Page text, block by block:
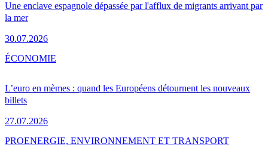
Une enclave espagnole dépassée par l'afflux de migrants arrivant par
la mer
30.07.2026
L’euro en mèmes : quand les Européens détournent les nouveaux
billets
27.07.2026
ÉCONOMIE
PROENERGIE, ENVIRONNEMENT ET TRANSPORT